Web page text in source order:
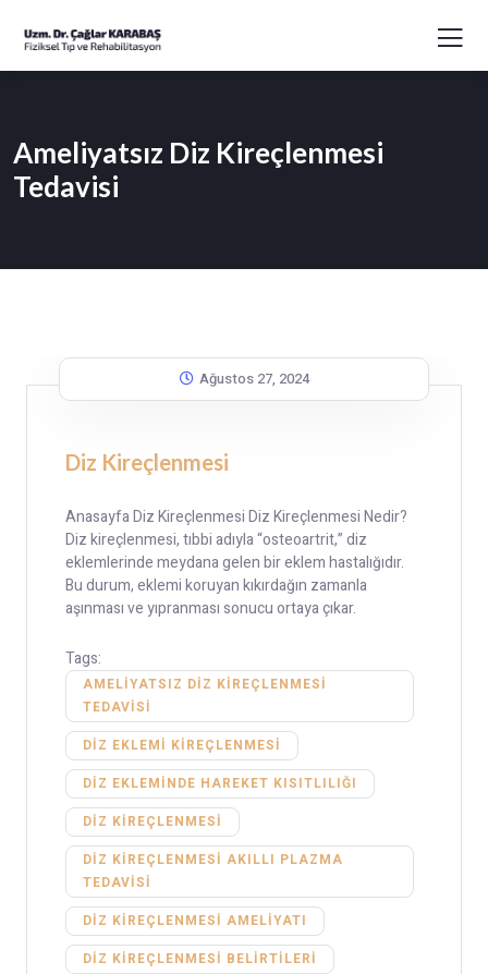
Ameliyatsız Diz Kireçlenmesi
Tedavisi
Ağustos 27, 2024
Diz Kireçlenmesi
Anasayfa Diz Kireçlenmesi Diz Kireçlenmesi Nedir?
Diz kireçlenmesi, tıbbi adıyla “osteoartrit,” diz
eklemlerinde meydana gelen bir eklem hastalığıdır.
Bu durum, eklemi koruyan kıkırdağın zamanla
aşınması ve yıpranması sonucu ortaya çıkar.
Tags:
AMELIYATSIZ DIZ KIREÇLENMESI
TEDAVISI
DIZ EKLEMI KIREÇLENMESI
DIZ EKLEMINDE HAREKET KISITLILIĞI
DIZ KIREÇLENMESI
DIZ KIREÇLENMESI AKILLI PLAZMA
TEDAVISI
DIZ KIREÇLENMESI AMELIYATI
DIZ KIREÇLENMESI BELIRTILERI